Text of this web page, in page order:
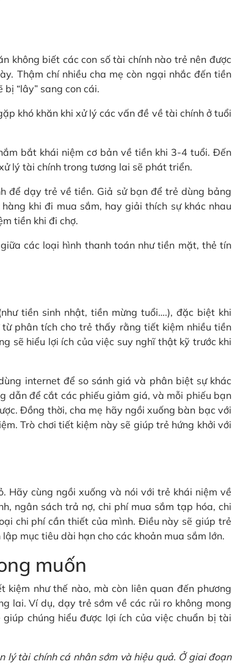
không biết các con số tài chính nào trẻ nên được
Thậm chí nhiều cha mẹ còn ngại nhắc đến tiền
“lây” sang con cái.
khó khăn khi xử lý các vấn đề về tài chính ở tuổi
bắt khái niệm cơ bản về tiền khi 3-4 tuổi. Đến
lý tài chính trong tương lai sẽ phát triển.
để dạy trẻ về tiền. Giả sử bạn để trẻ dùng bảng
khi đi mua sắm, hay giải thích sự khác nhau
tiền khi đi chợ.
các loại hình thanh toán như tiền mặt, thẻ tín
tiền sinh nhật, tiền mừng tuổi….), đặc biệt khi
phân tích cho trẻ thấy rằng tiết kiệm nhiều tiền
sẽ hiểu lợi ích của việc suy nghĩ thật kỹ trước khi
internet để so sánh giá và phân biệt sự khác
dẫn để cắt các phiếu giảm giá, và mỗi phiếu bạn
Đồng thời, cha mẹ hãy ngồi xuống bàn bạc với
Trò chơi tiết kiệm này sẽ giúp trẻ hứng khởi với
Hãy cùng ngồi xuống và nói với trẻ khái niệm về
ngân sách trả nợ, chi phí mua sắm tạp hóa, chi
chi phí cần thiết của mình. Điều này sẽ giúp trẻ
mục tiêu dài hạn cho các khoản mua sắm lớn.
muốn
như thế nào, mà còn liên quan đến phương
lai. Ví dụ, dạy trẻ sớm về các rủi ro không mong
chúng hiểu được lợi ích của việc chuẩn bị tài
tài chính cá nhân sớm và hiệu quả. Ở giai đoạn